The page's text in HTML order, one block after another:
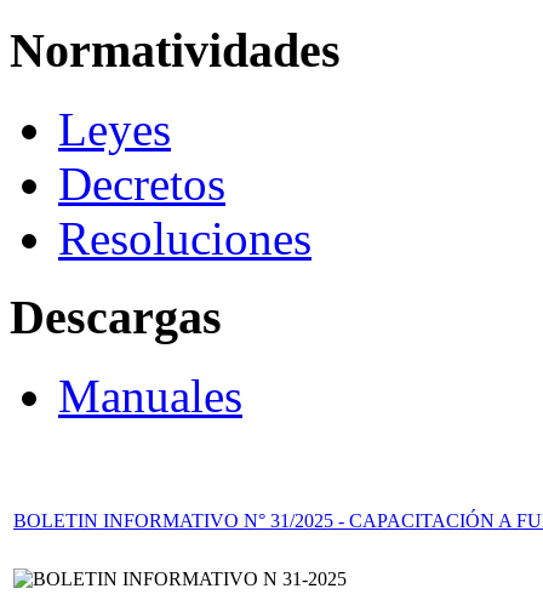
Normatividades
Leyes
Decretos
Resoluciones
Descargas
Manuales
BOLETIN INFORMATIVO N° 31/2025 - CAPACITACIÓN A